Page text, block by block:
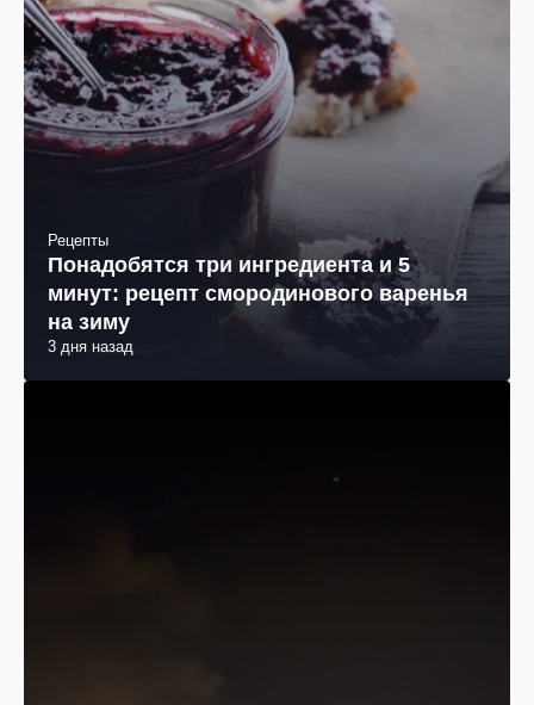
Рецепты
Понадобятся три ингредиента и 5
минут: рецепт смородинового варенья
на зиму
3 дня назад